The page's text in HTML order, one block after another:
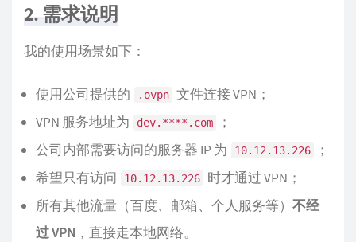
2. 需求说明
我的使用场景如下：
使用公司提供的 .ovpn 文件连接 VPN；
VPN 服务地址为
dev.****.com
；
公司内部需要访问的服务器 IP 为
10.12.13.226
；
希望只有访问
10.12.13.226
时才通过 VPN；
所有其他流量（百度、邮箱、个人服务等） 不经
过 VPN ，直接走本地网络。